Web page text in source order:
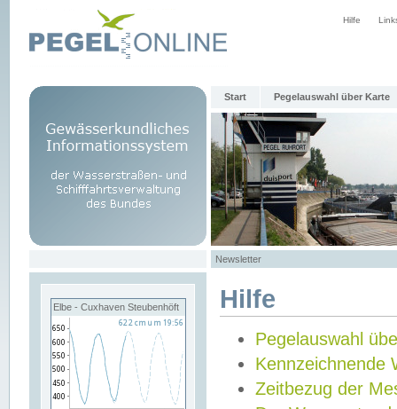
Hilfe
Start Pegelauswahl über Karte
Newsletter
Elbe - Cuxhaven Steubenhöft Hilfe
Pegelauswahl
Kennzeichnende
Zeitbezug der